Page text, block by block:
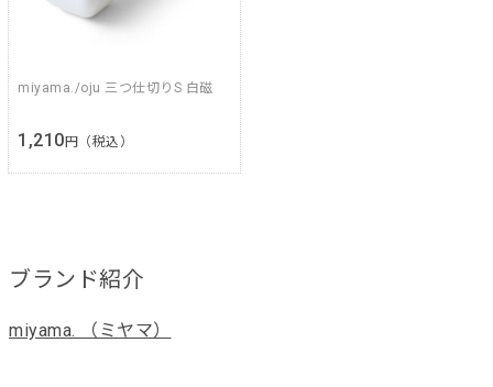
miyama./oju 三つ仕切りS 白磁
1,210円（税込）
ブランド紹介
miyama. （ミヤマ）